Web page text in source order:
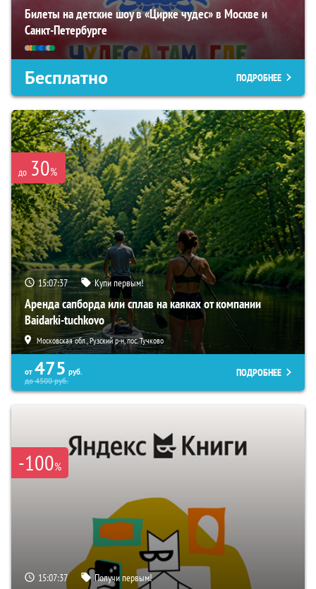
Билеты на детские шоу в «Цирке чудес» в Москве и
Санкт-Петербурге
Бесплатно ПОДРОБНЕЕ
до 30%
15:07:36 Купи первым!
Аренда сапборда или сплав на каяках от компании
Baidarki-tuchkovo
Московская обл., Рузский р-н, пос. Тучково
от 475 руб.
до4500руб.
ПОДРОБНЕЕ
-100%
15:07:36 Получи первым!